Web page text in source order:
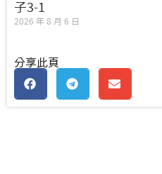
子3-1
2026 年 8 月 6 日
分享此頁